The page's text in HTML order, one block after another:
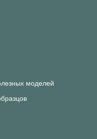
моделей